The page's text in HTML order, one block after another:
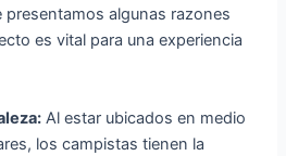
presentamos algunas razones
es vital para una experiencia
Al estar ubicados en medio
los campistas tienen la